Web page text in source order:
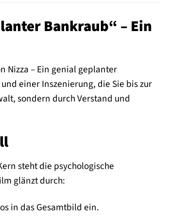
Bankraub“ – Ein
Nizza – Ein genial geplanter
einer Inszenierung, die Sie bis zur
sondern durch Verstand und
steht die psychologische
glänzt durch:
in das Gesamtbild ein.